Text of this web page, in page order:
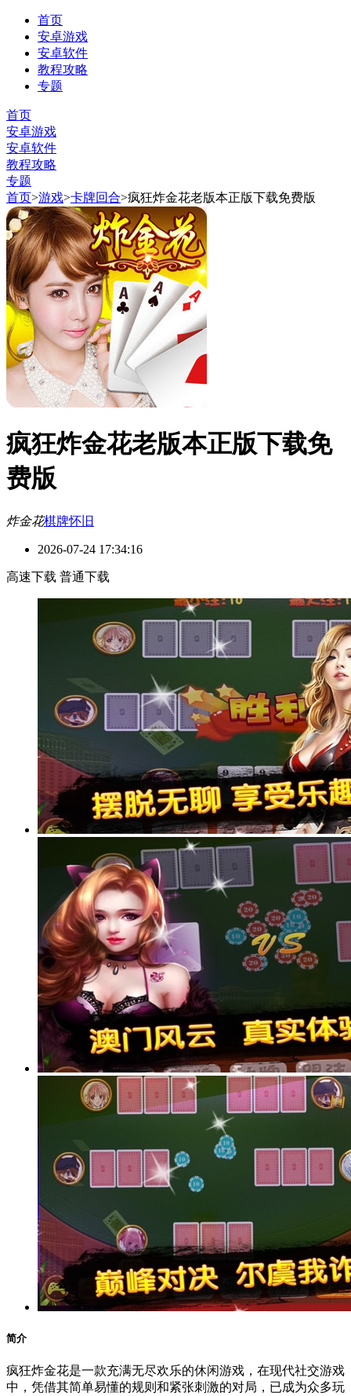
首页
安卓游戏
安卓软件
教程攻略
专题
首页
安卓游戏
安卓软件
教程攻略
专题
首页>游戏>卡牌回合>疯狂炸金花老版本正版下载免费版
疯狂炸金花老版本正版下载免
费版
炸金花棋牌怀旧
2026-07-24 17:34:16
高速下载 普通下载
简介
疯狂炸金花是一款充满无尽欢乐的休闲游戏，在现代社交游戏
中，凭借其简单易懂的规则和紧张刺激的对局，已成为众多玩